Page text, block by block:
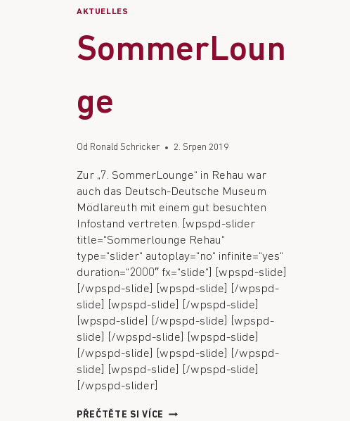
AKTUELLES
SommerLoun
ge
Od Ronald Schricker 2. Srpen 2019
Zur „7. SommerLounge“ in Rehau war
auch das Deutsch-Deutsche Museum
Mödlareuth mit einem gut besuchten
Infostand vertreten. [wpspd-slider
title=“Sommerlounge Rehau“
type=“slider“ autoplay=“no“ infinite=“yes“
duration=“2000″ fx=“slide“] [wpspd-slide]
[/wpspd-slide] [wpspd-slide] [/wpspd-
slide] [wpspd-slide] [/wpspd-slide]
[wpspd-slide] [/wpspd-slide] [wpspd-
slide] [/wpspd-slide] [wpspd-slide]
[/wpspd-slide] [wpspd-slide] [/wpspd-
slide] [wpspd-slide] [/wpspd-slide]
[/wpspd-slider]
PŘEČTĚTE SI VÍCE